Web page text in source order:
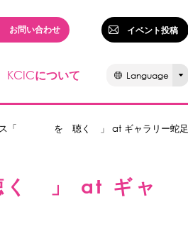
お問い合わせ イベント投稿
KCICについて Language
ンス「 を 聴く 」 at ギャラリー蛇足
」 at ギャ